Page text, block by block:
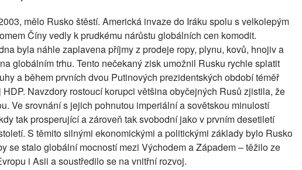
mělo Rusko štěstí. Americká invaze do Iráku spolu s velkolepým
Číny vedly k prudkému nárůstu globálních cen komodit.
byla náhle zaplavena příjmy z prodeje ropy, plynu, kovů, hnojiv a
globálním trhu. Tento nečekaný zisk umožnil Rusku rychle splatit
a během prvních dvou Putinových prezidentských období téměř
Navzdory rostoucí korupci většina obyčejných Rusů zjistila, že
Ve srovnání s jejich pohnutou imperiální a sovětskou minulostí
tak prosperující a zároveň tak svobodní jako v prvním desetiletí
S těmito silnými ekonomickými a politickými základy bylo Rusko
se stalo globální mocností mezi Východem a Západem – těžilo ze
i Asii a soustředilo se na vnitřní rozvoj.